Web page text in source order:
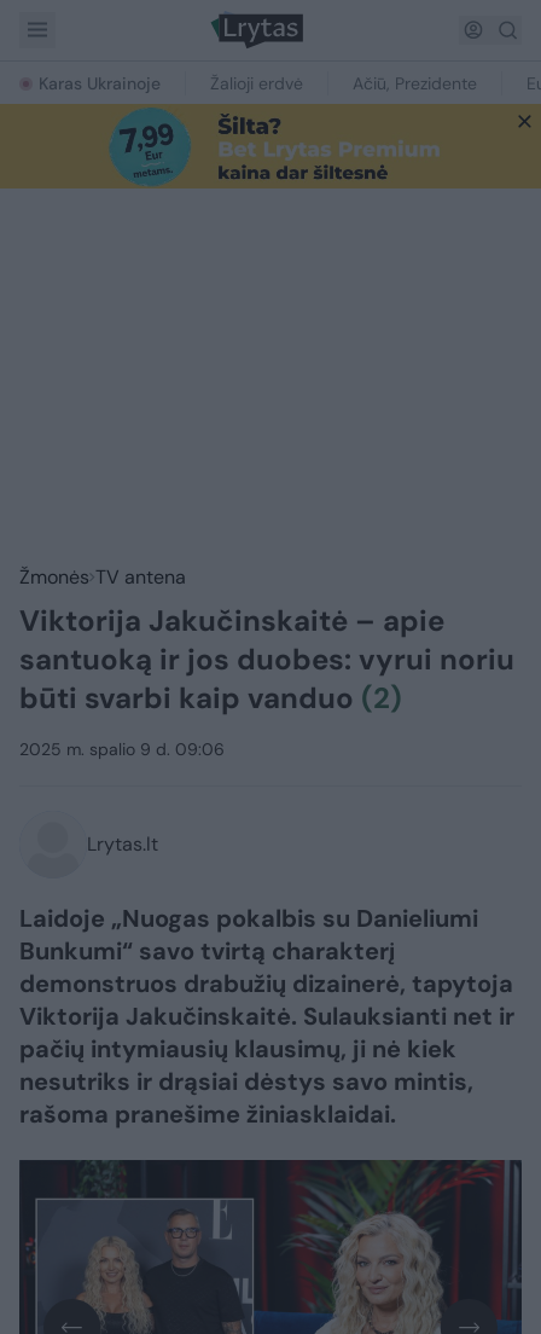
Karas Ukrainoje Žalioji erdvė Ačiū, Prezidente
Žmonės TV antena
Viktorija Jakučinskaitė – apie
santuoką ir jos duobes: vyrui noriu
būti svarbi kaip vanduo (2)
2025 m. spalio 9 d. 09:06
Lrytas.lt
Laidoje „Nuogas pokalbis su Danieliumi
Bunkumi“ savo tvirtą charakterį
demonstruos drabužių dizainerė, tapytoja
Viktorija Jakučinskaitė. Sulauksianti net ir
pačių intymiausių klausimų, ji nė kiek
nesutriks ir drąsiai dėstys savo mintis,
rašoma pranešime žiniasklaidai.